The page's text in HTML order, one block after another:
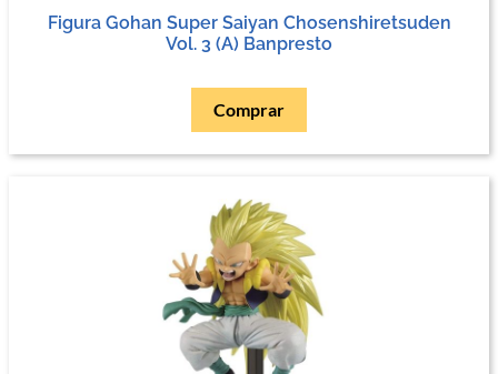
Figura Gohan Super Saiyan Chosenshiretsuden
Vol. 3 (A) Banpresto
Comprar